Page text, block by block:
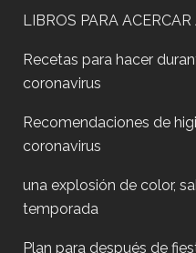
LIBROS PARA
Recetas para hacer
coronavirus
Recomendaciones de
coronavirus
una explosión de color,
temporada
Plan para después de